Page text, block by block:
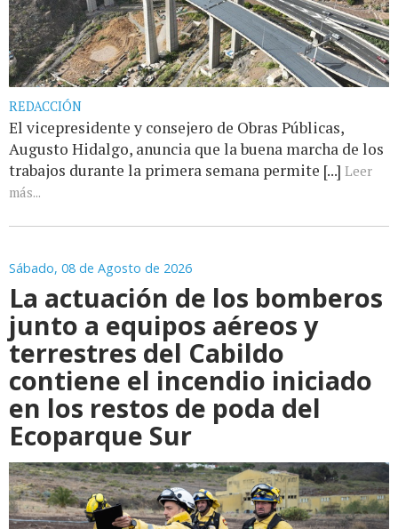
REDACCIÓN
El vicepresidente y consejero de Obras Públicas,
Augusto Hidalgo, anuncia que la buena marcha de los
trabajos durante la primera semana permite [...] Leer
más...
Sábado, 08 de Agosto de 2026
La actuación de los bomberos
junto a equipos aéreos y
terrestres del Cabildo
contiene el incendio iniciado
en los restos de poda del
Ecoparque Sur